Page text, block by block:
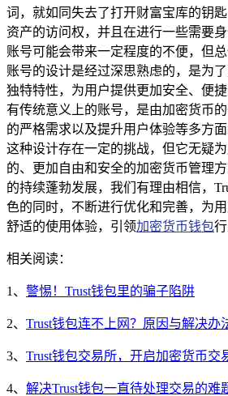
词，就如同失去了打开财富宝库的钥
资产的访问权，并且在进行一些需要
账号可能会带来一定程度的不便，但
账号的设计是经过深思熟虑的，是为
独特特性，为用户提供更加安全、便
有传统意义上的账号，是由加密货币
的严格需求以及提升用户体验等多方
这种设计存在一定的挑战，但它无疑
的、更加自由和安全的加密货币管理
的持续蓬勃发展，我们有理由相信，
色的同时，不断进行优化和完善，为
舒适的使用体验，引领加密货币钱包
相关阅读：
1、 警惕！Trust钱包里的骗子陷阱
2、 Trust钱包连不上网？原因与解决办
3、 Trust钱包交易所，开启加密货币交
4、 解决Trust钱包一直待处理交易的难